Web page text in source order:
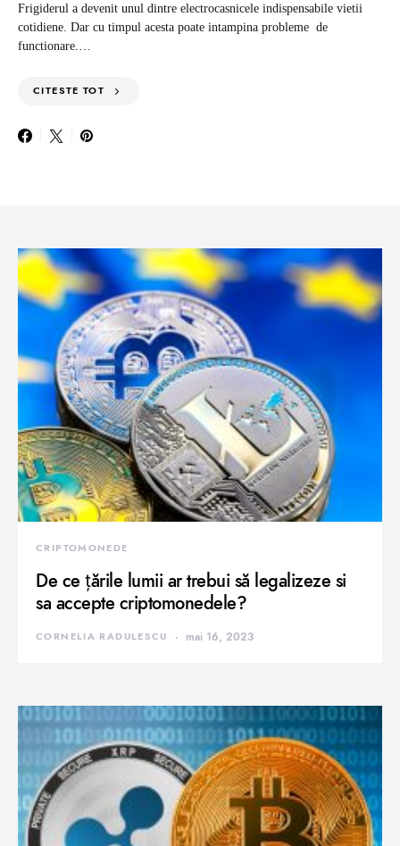
Frigiderul a devenit unul dintre electrocasnicele indispensabile vietii
cotidiene. Dar cu timpul acesta poate intampina probleme de
functionare.…
CITESTE TOT
CRIPTOMONEDE
De ce țările lumii ar trebui să legalizeze si
sa accepte criptomonedele?
CORNELIA RADULESCU mai 16, 2023